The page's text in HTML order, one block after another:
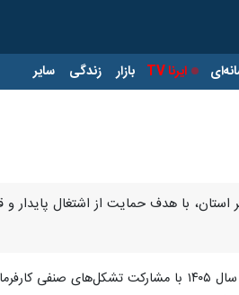
ایرنا TV بازار زندگی سایر